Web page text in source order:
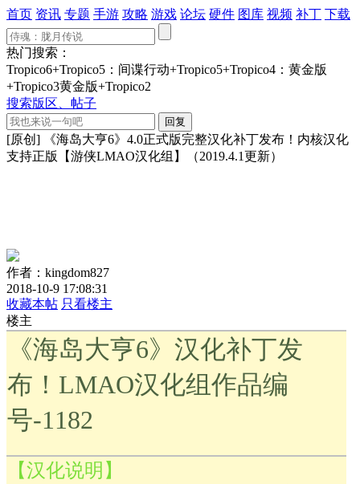
首页 资讯 专题 手游 攻略 游戏 论坛 硬件 图库 视频 补丁 下载
热门搜索：
Tropico6+Tropico5：间谍行动+Tropico5+Tropico4：黄金版
+Tropico3黄金版+Tropico2
搜索版区、帖子
[原创] 《海岛大亨6》4.0正式版完整汉化补丁发布！内核汉化
支持正版【游侠LMAO汉化组】（2019.4.1更新）
作者：kingdom827
2018-10-9 17:08:31
收藏本帖 只看楼主
楼主
《海岛大亨6》汉化补丁发
布！LMAO汉化组作品编
号-1182
【汉化说明】